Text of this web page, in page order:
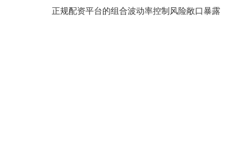
正规配资平台的组合波动率控制风险敞口暴露